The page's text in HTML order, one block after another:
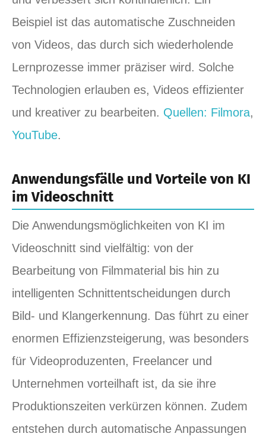
Beispiel ist das automatische Zuschneiden
von Videos, das durch sich wiederholende
Lernprozesse immer präziser wird. Solche
Technologien erlauben es, Videos effizienter
und kreativer zu bearbeiten. Quellen: Filmora,
YouTube.
Anwendungsfälle und Vorteile von KI
im Videoschnitt
Die Anwendungsmöglichkeiten von KI im
Videoschnitt sind vielfältig: von der
Bearbeitung von Filmmaterial bis hin zu
intelligenten Schnittentscheidungen durch
Bild- und Klangerkennung. Das führt zu einer
enormen Effizienzsteigerung, was besonders
für Videoproduzenten, Freelancer und
Unternehmen vorteilhaft ist, da sie ihre
Produktionszeiten verkürzen können. Zudem
entstehen durch automatische Anpassungen